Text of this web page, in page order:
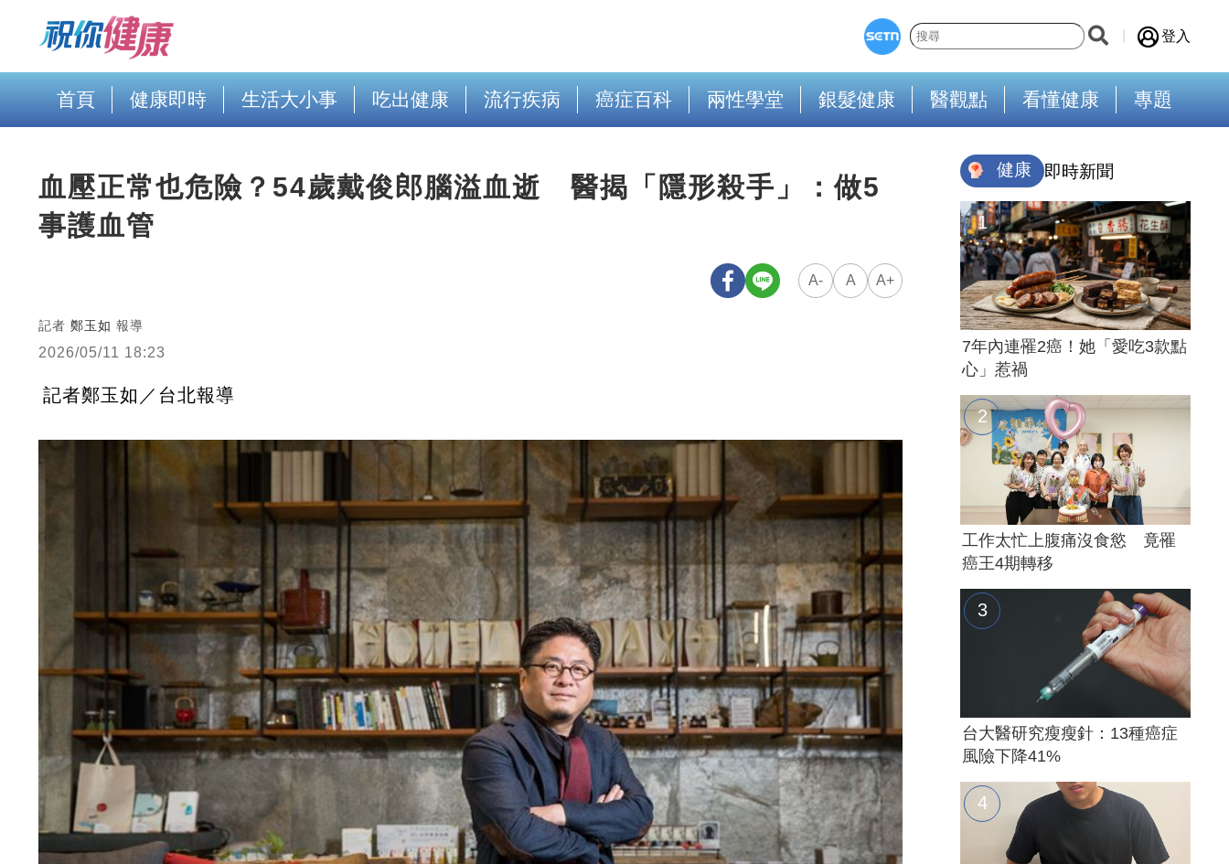
登入
首頁 健康即時 生活大小事 吃出健康 流行疾病 癌症百科 兩性學堂 銀髮健康 醫觀點 看懂健康 專題
血壓正常也危險？54歲戴俊郎腦溢血逝 醫揭「隱形殺手」：做5
事護血管
A- A A+
記者 鄭玉如 報導
2026/05/11 18:23
記者鄭玉如／台北報導
健康 即時新聞
7年內連罹2癌！她「愛吃3款點
心」惹禍
工作太忙上腹痛沒食慾 竟罹
癌王4期轉移
台大醫研究瘦瘦針：13種癌症
風險下降41%